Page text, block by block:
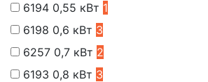
6194 0,55 кВт 1
6198 0,6 кВт 3
6257 0,7 кВт 2
6193 0,8 кВт 3